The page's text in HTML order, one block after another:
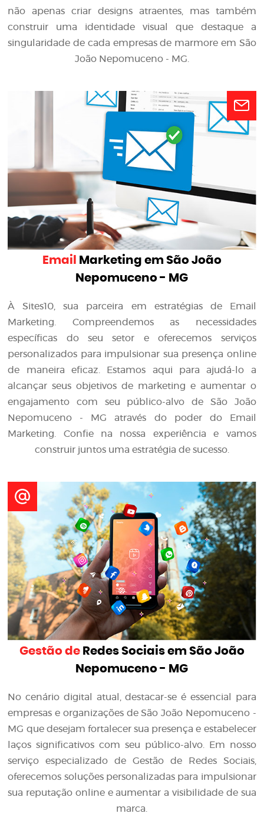
não apenas criar designs atraentes, mas também
construir uma identidade visual que destaque a
singularidade de cada empresas de marmore em São
João Nepomuceno - MG.
Email
Marketing em São João
Nepomuceno - MG
À Sites10, sua parceira em estratégias de Email
Marketing. Compreendemos as necessidades
específicas do seu setor e oferecemos serviços
personalizados para impulsionar sua presença online
de maneira eficaz. Estamos aqui para ajudá-lo a
alcançar seus objetivos de marketing e aumentar o
engajamento com seu público-alvo de São João
Nepomuceno - MG através do poder do Email
Marketing. Confie na nossa experiência e vamos
construir juntos uma estratégia de sucesso.
Gestão deRedes Sociais em São João
Nepomuceno - MG
No cenário digital atual, destacar-se é essencial para
empresas e organizações de São João Nepomuceno -
MG que desejam fortalecer sua presença e estabelecer
laços significativos com seu público-alvo. Em nosso
serviço especializado de Gestão de Redes Sociais,
oferecemos soluções personalizadas para impulsionar
sua reputação online e aumentar a visibilidade de sua
marca.